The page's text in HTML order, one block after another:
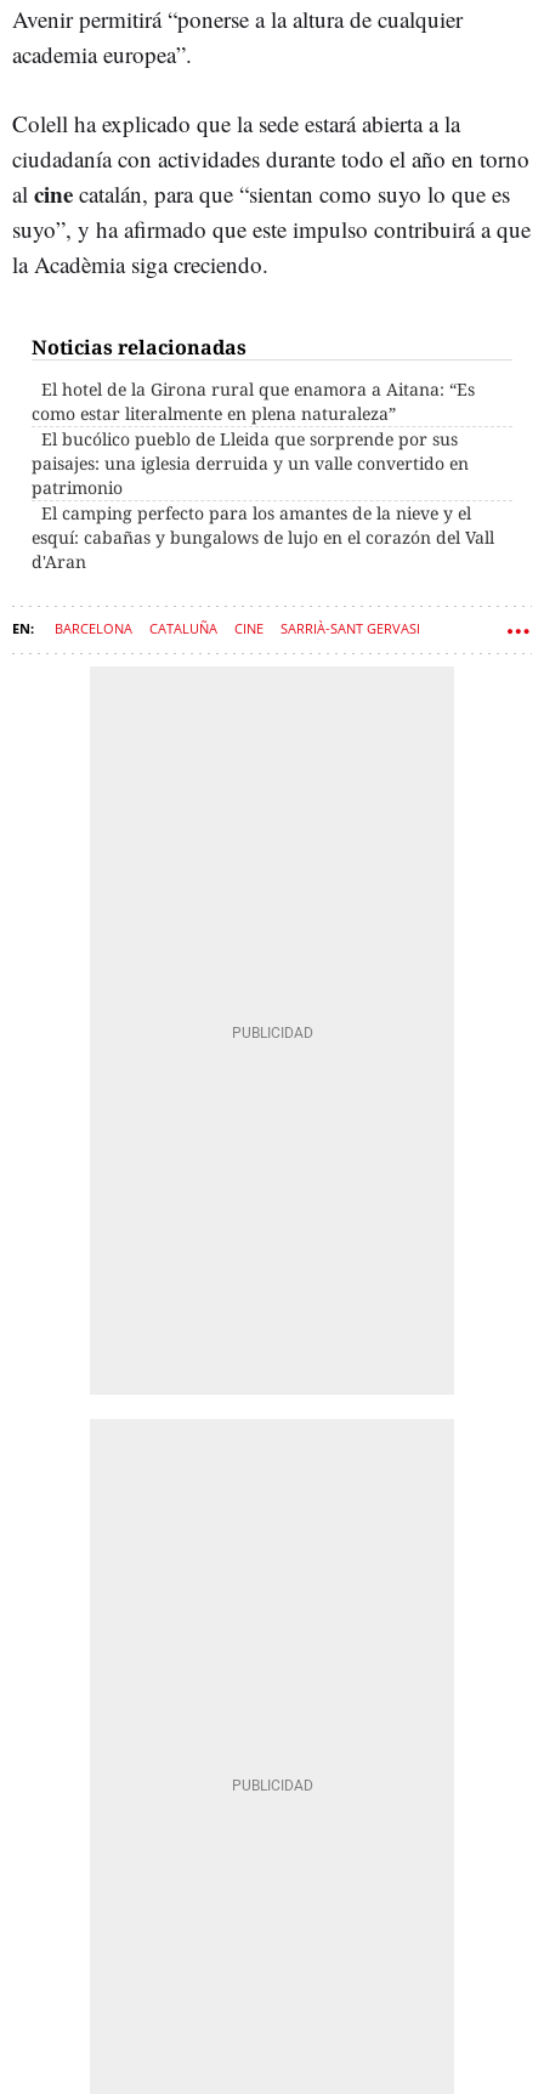
Avenir permitirá “ponerse a la altura de cualquier
academia europea”.
Colell ha explicado que la sede estará abierta a la
ciudadanía con actividades durante todo el año en torno
al cine catalán, para que “sientan como suyo lo que es
suyo”, y ha afirmado que este impulso contribuirá a que
la Acadèmia siga creciendo.
Noticias relacionadas
El hotel de la Girona rural que enamora a Aitana: “Es
como estar literalmente en plena naturaleza”
El bucólico pueblo de Lleida que sorprende por sus
paisajes: una iglesia derruida y un valle convertido en
patrimonio
El camping perfecto para los amantes de la nieve y el
esquí: cabañas y bungalows de lujo en el corazón del Vall
d'Aran
BARCELONA CATALUÑA CINE SARRIÀ-SANT GERVASI